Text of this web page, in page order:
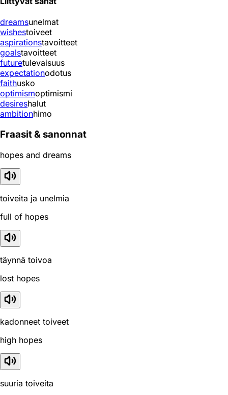
dreamsunelmat
wishestoiveet
aspirationstavoitteet
goalstavoitteet
futuretulevaisuus
expectationodotus
faithusko
optimismoptimismi
desireshalut
ambitionhimo
Fraasit & sanonnat
hopes and dreams
toiveita ja unelmia
full of hopes
täynnä toivoa
lost hopes
kadonneet toiveet
high hopes
suuria toiveita